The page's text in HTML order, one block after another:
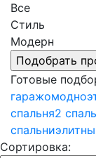
Все
Стиль
Модерн
Готовые
гаражом
спальня2
спальни
Сортировка: